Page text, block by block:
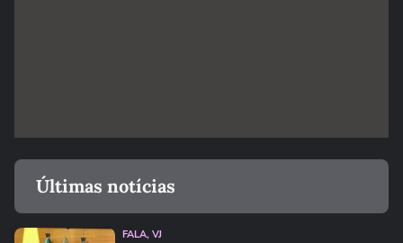
Últimas notícias
FALA, VJ